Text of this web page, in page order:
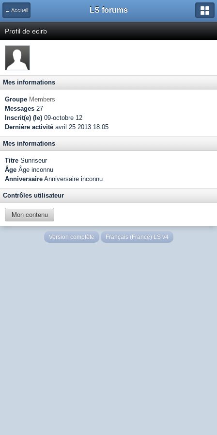
← Accueil LS forums
Profil de ecirb
Mes informations
Groupe Members
Messages 27
Inscrit(e) (le) 09-octobre 12
Dernière activité avril 25 2013 18:05
Mes informations
Titre Sunriseur
Âge Âge inconnu
Anniversaire Anniversaire inconnu
Contrôles utilisateur
Mon contenu
Version complète Français (France) LS v4